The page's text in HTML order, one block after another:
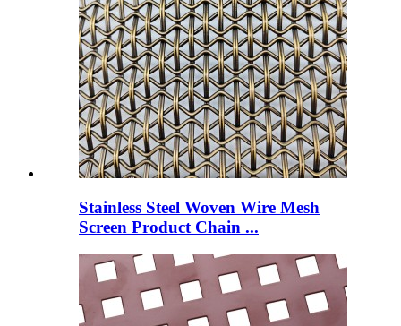
Stainless Steel Woven Wire Mesh
Screen Product Chain ...